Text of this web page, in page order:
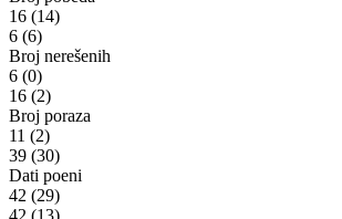
16 (14)
6 (6)
Broj nerešenih
6 (0)
16 (2)
Broj poraza
11 (2)
39 (30)
Dati poeni
42 (29)